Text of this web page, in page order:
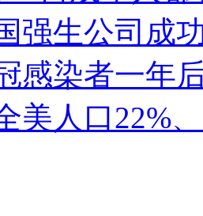
强生公司成
感染者一年
美人口22%